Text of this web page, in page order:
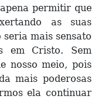
permitir que
as suas
mais sensato
em Cristo. Sem
nosso meio, pois
mais poderosas
ela continuar